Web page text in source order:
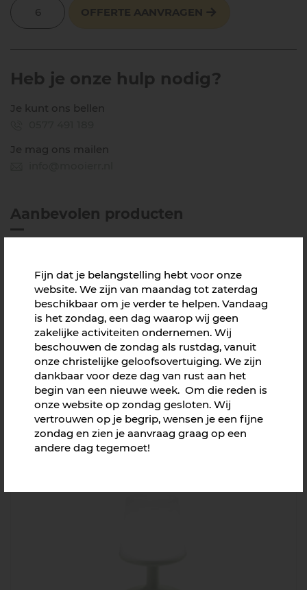
OFFERTE AANVRAGEN
Heb je onze hulp nodig?
Je kunt ons bellen
Je mag ons mailen
Aanbevolen producten
Draadloos oplaadstation bamboe 5W
Richtprijs € 15,75
Fijn dat je belangstelling hebt voor onze
website. We zijn van maandag tot zaterdag
beschikbaar om je verder te helpen. Vandaag
is het zondag, een dag waarop wij geen
zakelijke activiteiten ondernemen. Wij
beschouwen de zondag als rustdag, vanuit
onze christelijke geloofsovertuiging. We zijn
dankbaar voor deze dag van rust aan het
begin van een nieuwe week. Om die reden is
onze website op zondag gesloten. Wij
vertrouwen op je begrip, wensen je een fijne
zondag en zien je aanvraag graag op een
andere dag tegemoet!